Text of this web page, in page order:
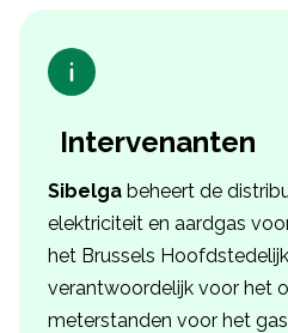
Intervenanten
Sibelga beheert de
elektriciteit en aardgas
het Brussels
verantwoordelijk voor het
meterstanden voor het